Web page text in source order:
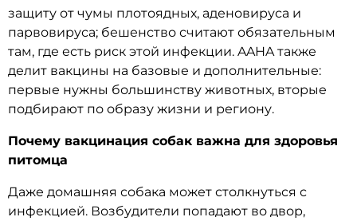
защиту от чумы плотоядных, аденовируса и
парвовируса; бешенство считают обязательным
там, где есть риск этой инфекции. AAHA также
делит вакцины на базовые и дополнительные:
первые нужны большинству животных, вторые
подбирают по образу жизни и региону.
Почему вакцинация собак важна для здоровья
питомца
Даже домашняя собака может столкнуться с
инфекцией. Возбудители попадают во двор,